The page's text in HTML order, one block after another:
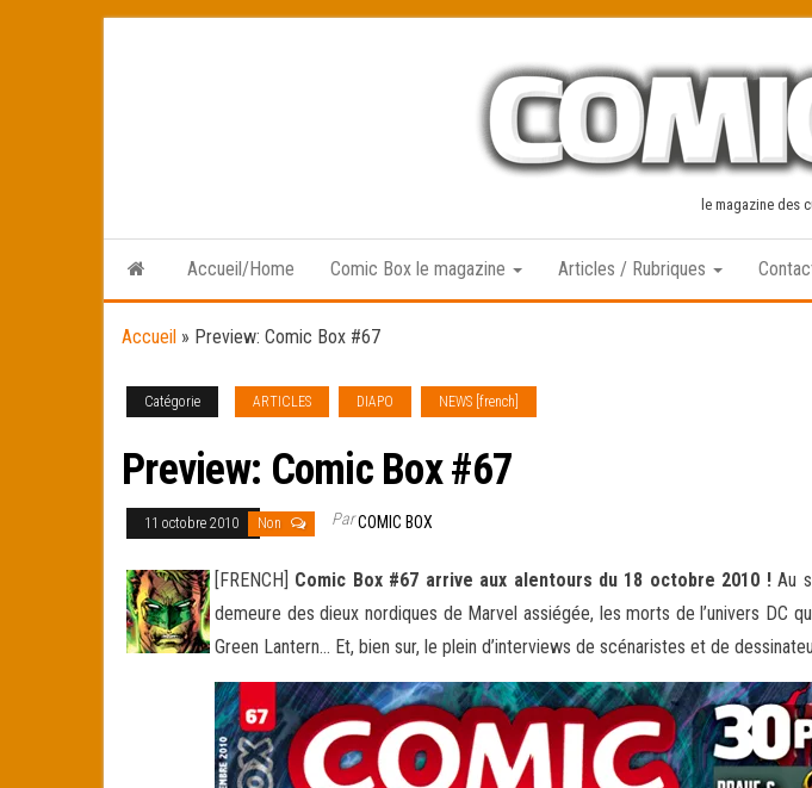
le magazine des
Accueil/Home Comic Box le magazine Articles / Rubriques
Accueil » Preview: Comic Box #67
Catégorie ARTICLES DIAPO NEWS [french]
Preview: Comic Box #67
11 octobre 2010 Non ParCOMIC BOX
[FRENCH] Comic Box #67 arrive aux alentours du 18 octobre 2010 !Au
demeure des dieux nordiques de Marvel assiégée, les morts de l’univers DC
Green Lantern… Et, bien sur, le plein d’interviews de scénaristes et de